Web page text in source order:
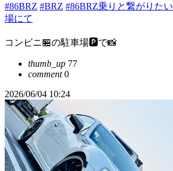
#86BRZ #BRZ #86BRZ乗りと繋がりたい
場にて
コンビニ🏪の駐車場🅿️で📸
thumb_up 77
comment0
2026/06/04 10:24